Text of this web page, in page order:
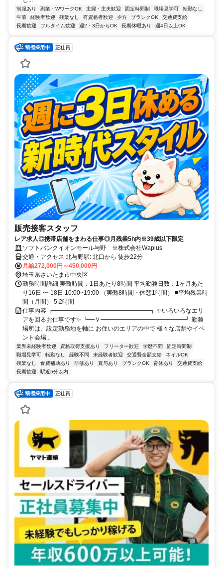
制服あり 副業・WワークOK 主婦・主夫歓迎 固定時間制 職場見学可
転勤なし
午前
経験者歓迎 残業なし 有資格者歓迎 夕方 ブランクOK
交通費支給
長期歓迎
フルタイム歓迎 週2・3日からOK 長期休暇あり 週4日以上OK
正社員
販売接客スタッフ
レア求人◎携帯店舗をまわる仕事◎月残業5h内※39歳以下限定
ソフトバンクイオンモール与野 ※株式会社Waplus
交通・アクセス 北与野駅: 北口から 徒歩22分
月給272,000円～450,000円
埼玉県さいたま市中央区
勤務時間詳細 実働時間：1日あたり8時間 平均勤務日数：1ヶ月あた
り16日 〜 18日 10:00~19:00 （実働8時間・休憩1時間） ■平均残業時
間（月間） 5.2時間
仕事内容 ┏━━━━━━━━━━━━━━━━┓ ✨いろいろなエリ
アを回るお仕事です✨ ┗━Ｖ━━━━━━━━━━━━━━┛ 勤務
場所は、設定勤務地を軸に お住いのエリアの中で 様々な店舗やイベ
ント会場...
業界未経験者歓迎 資格取得支援あり フリーター歓迎 学歴不問
固定時間制
職場見学可
転勤なし 経験不問 未経験者歓迎 交通費全額支給
ネイルOK
残業なし
食費補助あり 研修あり 賞与あり ブランクOK 育休あり
交通費支給
長期歓迎
駅近5分以内
正社員